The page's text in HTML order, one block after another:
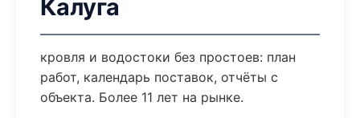
Калуга
кровля и водостоки без простоев: план
работ, календарь поставок, отчёты с
объекта. Более 11 лет на рынке.